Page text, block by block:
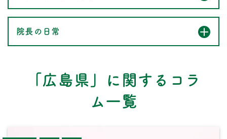
院長の日常
「広島県」に関するコラ
ム一覧